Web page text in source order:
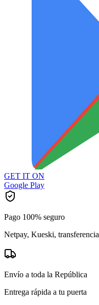
GET IT ON
Google Play
Pago 100% seguro
Netpay, Kueski, transferencia
Envío a toda la República
Entrega rápida a tu puerta